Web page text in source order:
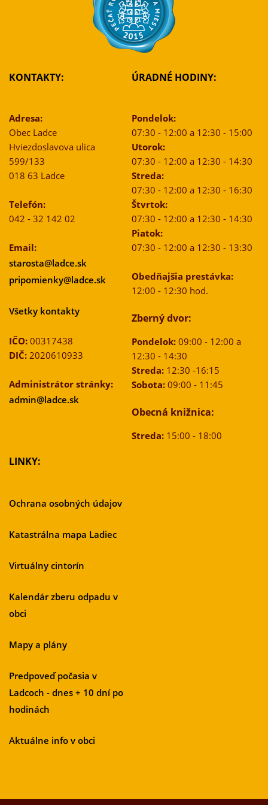
KONTAKTY:
Adresa:
Obec Ladce
Hviezdoslavova ulica
599/133
018 63 Ladce
Telefón:
042 - 32 142 02
Email:
starosta@ladce.sk
pripomienky@ladce.sk
Všetky kontakty
IČO: 00317438
DIČ: 2020610933
Administrátor stránky:
admin@ladce.sk
ÚRADNÉ HODINY:
Pondelok:
07:30 - 12:00 a 12:30 - 15:00
Utorok:
07:30 - 12:00 a 12:30 - 14:30
Streda:
07:30 - 12:00 a 12:30 - 16:30
Štvrtok:
07:30 - 12:00 a 12:30 - 14:30
Piatok:
07:30 - 12:00 a 12:30 - 13:30
Obedňajšia prestávka:
12:00 - 12:30 hod.
Zberný dvor:
Pondelok:09:00 - 12:00 a
12:30 - 14:30
Streda:12:30 -16:15
Sobota:09:00 - 11:45
Obecná knižnica:
Streda:15:00 - 18:00
LINKY:
Ochrana osobných údajov
Katastrálna mapa Ladiec
Virtuálny cintorín
Kalendár zberu odpadu v
obci
Mapy a plány
Predpoveď počasia v
Ladcoch - dnes + 10 dní po
hodinách
Aktuálne info v obci